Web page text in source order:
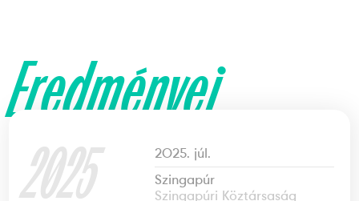
Eredményei
2025
2025. júl.
Szingapúr
Szingapúri Köztársaság